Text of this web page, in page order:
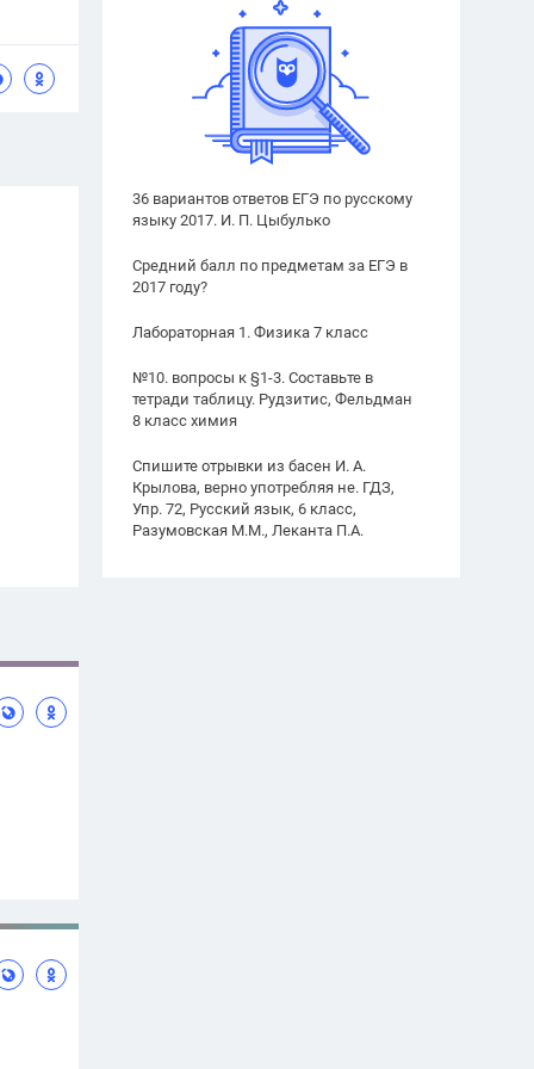
36 вариантов ответов ЕГЭ по русскому
языку 2017. И. П. Цыбулько
Средний балл по предметам за ЕГЭ в
2017 году?
Лабораторная 1. Физика 7 класс
№10. вопросы к §1-3. Составьте в
тетради таблицу. Рудзитис, Фельдман
8 класс химия
Спишите отрывки из басен И. А.
Крылова, верно употребляя не. ГДЗ,
Упр. 72, Русский язык, 6 класс,
Разумовская М.М., Леканта П.А.